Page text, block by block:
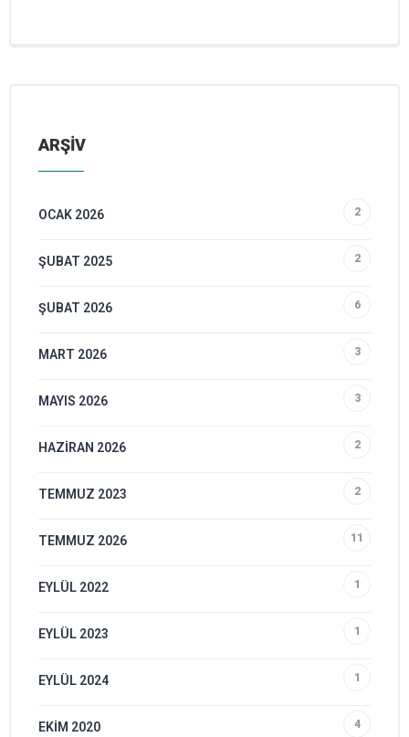
ARŞİV
OCAK 2026 2
ŞUBAT 2025 2
ŞUBAT 2026 6
MART 2026 3
MAYIS 2026 3
HAZIRAN 2026 2
TEMMUZ 2023 2
TEMMUZ 2026 11
EYLÜL 2022 1
EYLÜL 2023 1
EYLÜL 2024 1
EKIM 2020 4